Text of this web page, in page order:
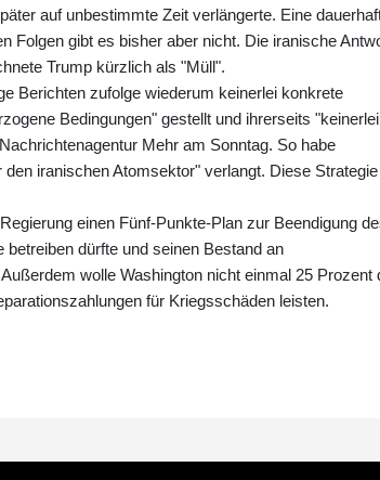
auf unbestimmte Zeit verlängerte. Eine
Folgen gibt es bisher aber nicht. Die iranische
Trump kürzlich als "Müll".
Berichten zufolge wiederum keinerlei konkrete
Bedingungen" gestellt und ihrerseits "keinerlei
Mehr am Sonntag. So habe
iranischen Atomsektor" verlangt. Diese Strategie
einen Fünf-Punkte-Plan zur Beendigung
dürfte und seinen Bestand an
wolle Washington nicht einmal 25 Prozent
für Kriegsschäden leisten.